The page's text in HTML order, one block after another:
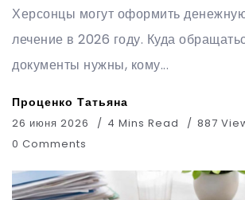
Херсонцы могут оформить
лечение в 2026 году. Куда
документы нужны, кому...
Проценко Татьяна
26 июня 2026 4 Mins Read
887
0 Comments